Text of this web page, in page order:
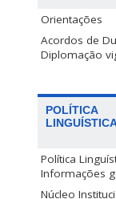
Orientações
Acordos de
Diplomação
POLÍTICA
Política
Informações
Núcleo